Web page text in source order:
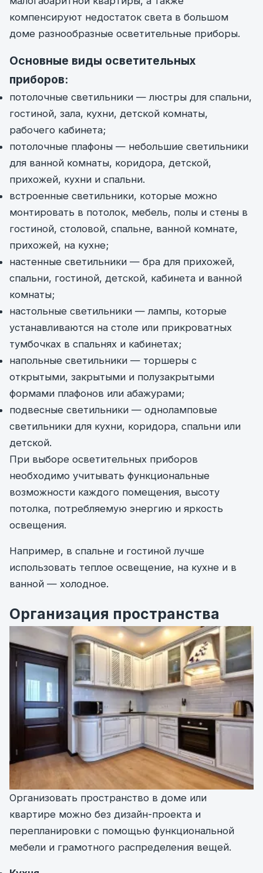
компенсируют недостаток света в большом
доме разнообразные осветительные приборы.
Основные виды осветительных
приборов:
потолочные светильники — люстры для спальни,
гостиной, зала, кухни, детской комнаты,
рабочего кабинета;
потолочные плафоны — небольшие светильники
для ванной комнаты, коридора, детской,
прихожей, кухни и спальни.
встроенные светильники, которые можно
монтировать в потолок, мебель, полы и стены в
гостиной, столовой, спальне, ванной комнате,
прихожей, на кухне;
настенные светильники — бра для прихожей,
спальни, гостиной, детской, кабинета и ванной
комнаты;
настольные светильники — лампы, которые
устанавливаются на столе или прикроватных
тумбочках в спальнях и кабинетах;
напольные светильники — торшеры с
открытыми, закрытыми и полузакрытыми
формами плафонов или абажурами;
подвесные светильники — одноламповые
светильники для кухни, коридора, спальни или
детской.
При выборе осветительных приборов
необходимо учитывать функциональные
возможности каждого помещения, высоту
потолка, потребляемую энергию и яркость
освещения.
Например, в спальне и гостиной лучше
использовать теплое освещение, на кухне и в
ванной — холодное.
Организация пространства
Организовать пространство в доме или
квартире можно без дизайн-проекта и
перепланировки с помощью функциональной
мебели и грамотного распределения вещей.